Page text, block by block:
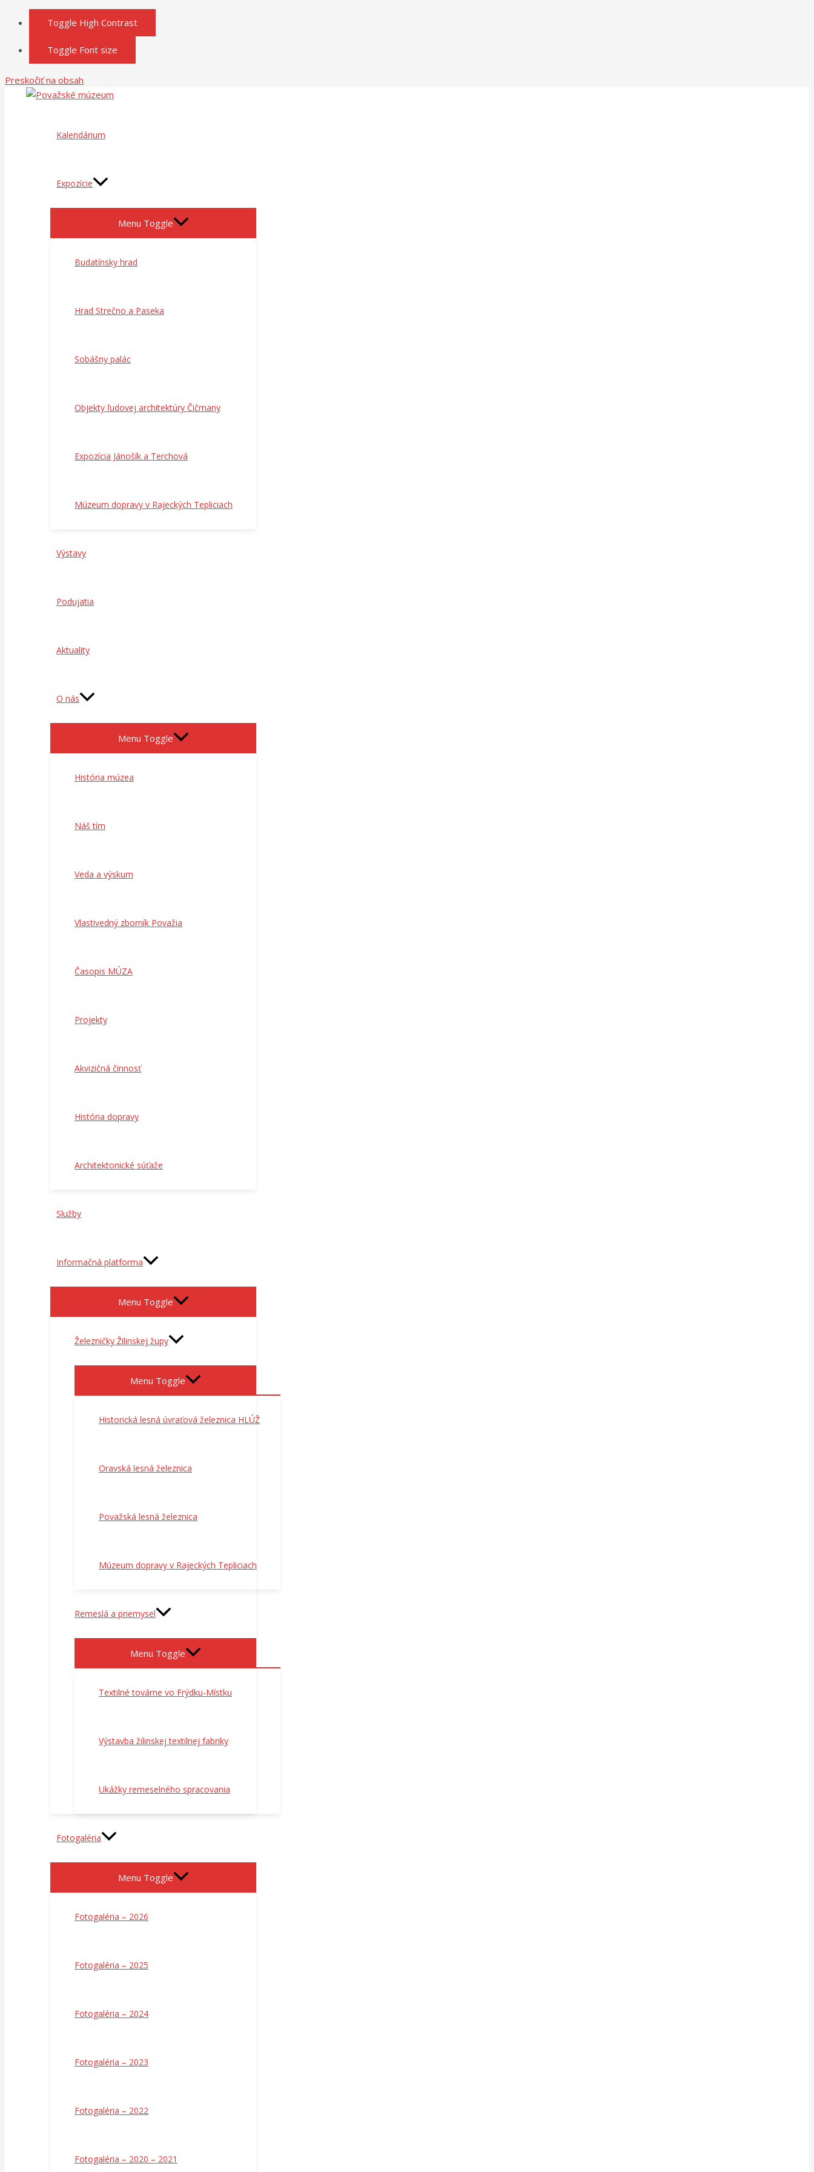
Toggle High Contrast
Toggle Font size
Preskočiť na obsah
Kalendárium
Expozície
Menu Toggle
Budatínsky hrad
Hrad Strečno a Paseka
Sobášny palác
Objekty ľudovej architektúry Čičmany
Expozícia Jánošík a Terchová
Múzeum dopravy v Rajeckých Tepliciach
Výstavy
Podujatia
Aktuality
O nás
Menu Toggle
História múzea
Náš tím
Veda a výskum
Vlastivedný zborník Považia
Časopis MÚZA
Projekty
Akvizičná činnosť
História dopravy
Architektonické súťaže
Služby
Informačná platforma
Menu Toggle
Železničky Žilinskej župy
Menu Toggle
Historická lesná úvraťová železnica HLÚŽ
Oravská lesná železnica
Považská lesná železnica
Múzeum dopravy v Rajeckých Tepliciach
Remeslá a priemysel
Menu Toggle
Textilné továrne vo Frýdku-Místku
Výstavba žilinskej textilnej fabriky
Ukážky remeselného spracovania
Fotogaléria
Menu Toggle
Fotogaléria – 2026
Fotogaléria – 2025
Fotogaléria – 2024
Fotogaléria – 2023
Fotogaléria – 2022
Fotogaléria – 2020 – 2021